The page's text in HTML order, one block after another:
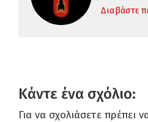
Διαβάστε
Κάντε ένα σχόλιο:
Για να σχολιάσετε πρέπει